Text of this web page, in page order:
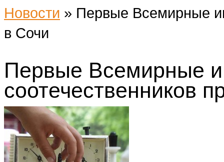
Новости » Первые Всемирные
в Сочи
Первые Всемирные
соотечественников